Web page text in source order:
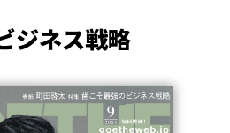
ジネス戦略